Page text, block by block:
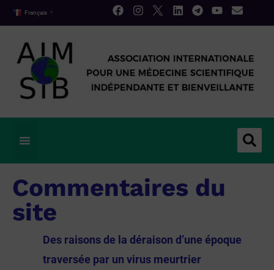
Français ▼
Commentaires du
site
Des raisons de la déraison d’une époque
traversée par un virus meurtrier